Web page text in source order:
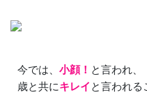
今では、 小顔！ と言われ、
歳と共にキレイ と言われる